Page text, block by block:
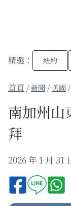
精選： 紐約
/新聞 / 美國 /
南加州山
拜
2026 年 1 月 31